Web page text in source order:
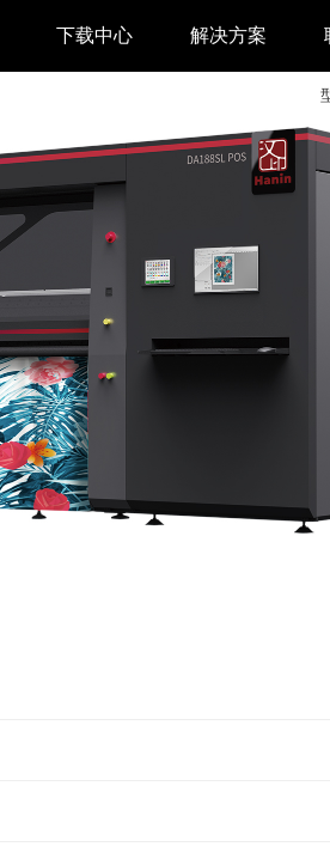
下载中心
工具下载
汉码标签软件
解决方案
即时零售
医疗行业
餐饮行业
TTO热转印打